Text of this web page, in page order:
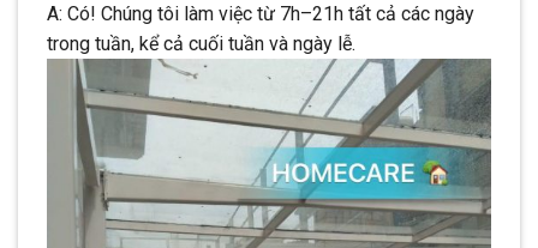
A: Có! Chúng tôi làm việc từ 7h–21h tất cả các ngày
trong tuần, kể cả cuối tuần và ngày lễ.